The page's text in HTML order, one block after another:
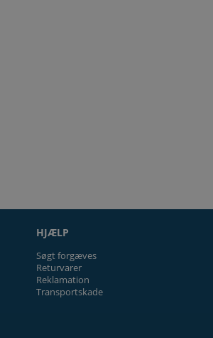
HJÆLP
Søgt forgæves
Returvarer
Reklamation
Transportskade